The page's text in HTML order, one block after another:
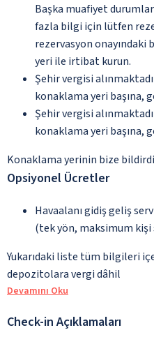
Başka muafiyet
fazla bilgi için lütfen
rezervasyon
yeri ile irtibat kurun.
Şehir vergisi
konaklama yeri başına,
Şehir vergisi
konaklama yeri başına,
Konaklama yerinin bize
Opsiyonel Ücretler
Havaalanı gidiş geliş
(tek yön, maksimum kişi
Yukarıdaki liste tüm bilgileri
depozitolara vergi dâhil
Devamını Oku
Check-in Açıklamaları